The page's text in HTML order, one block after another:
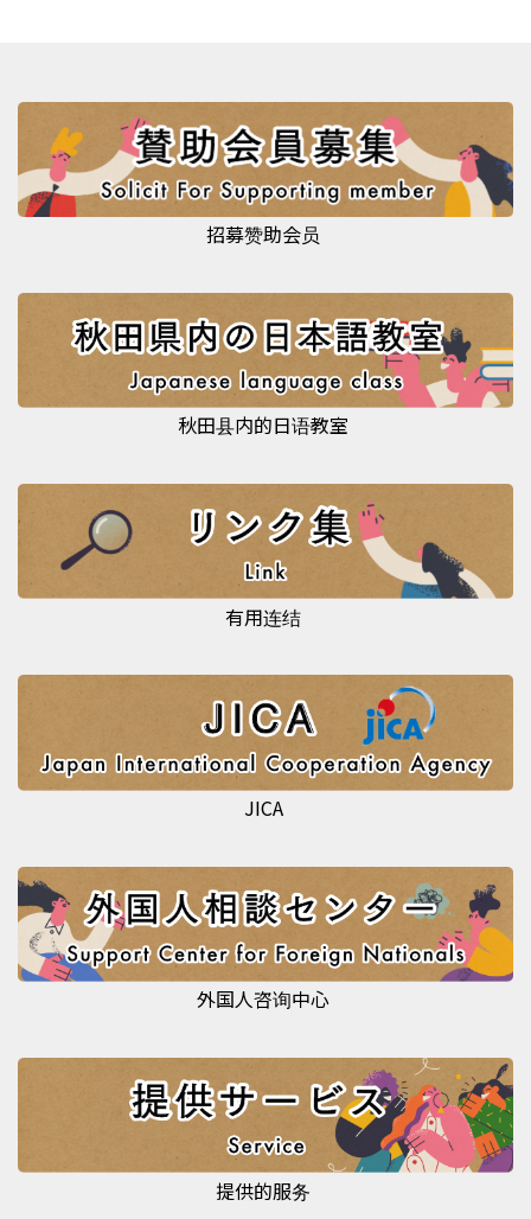
招募赞助会员
秋田县内的日语教室
有用连结
JICA
外国人咨询中心
提供的服务